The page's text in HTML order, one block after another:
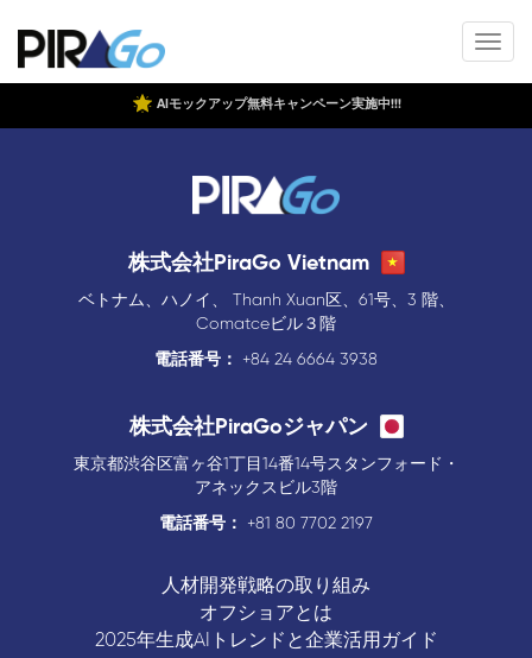
AIモックアップ無料キャンペーン実施中!!!
株式会社PiraGo Vietnam
ベトナム、ハノイ、 Thanh Xuan区、61号、3 階、
Comatceビル３階
電話番号：
+84 24 6664 3938
株式会社PiraGoジャパン
東京都渋谷区富ヶ谷1丁目14番14号スタンフォード・
アネックスビル3階
電話番号：
+81 80 7702 2197
人材開発戦略の取り組み
オフショアとは
2025年生成AIトレンドと企業活用ガイド